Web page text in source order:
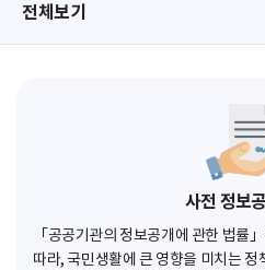
전체보기
사전 정보
「공공기관의 정보공개에 관한 법률
따라, 국민생활에 큰 영향을 미치는